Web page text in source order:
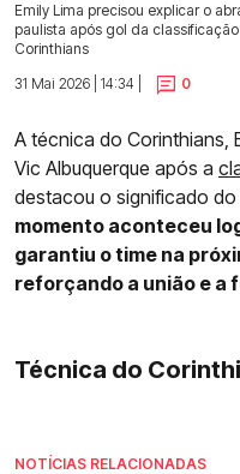
Emily Lima precisou explicar o
paulista após gol da
Corinthians
31 Mai 2026 | 14:34 |
0
A técnica do Corinthians,
Vic Albuquerque após a
destacou o significado
momento aconteceu
garantiu o time na
reforçando a união e a
Técnica do
NOTÍCIAS RELACIONADAS